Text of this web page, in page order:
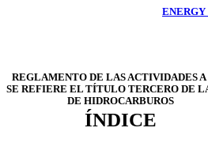
REGLAMENTO DE LAS ACTIVIDADES A
SE REFIERE EL TÍTULO TERCERO DE
DE HIDROCARBUROS
ÍNDICE